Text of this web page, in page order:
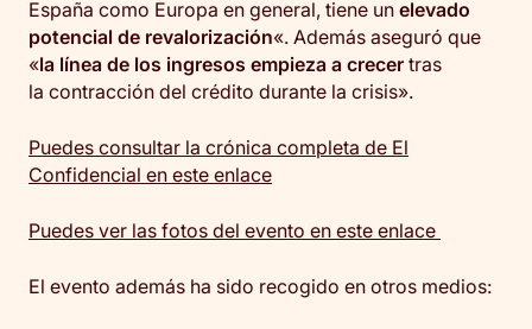
España como Europa en general, tiene un elevado
potencial de revalorización«. Además aseguró que
«la línea de los ingresos empieza a crecer tras
la contracción del crédito durante la crisis».
Puedes consultar la crónica completa de El
Confidencial en este enlace
Puedes ver las fotos del evento en este enlace
El evento además ha sido recogido en otros medios: